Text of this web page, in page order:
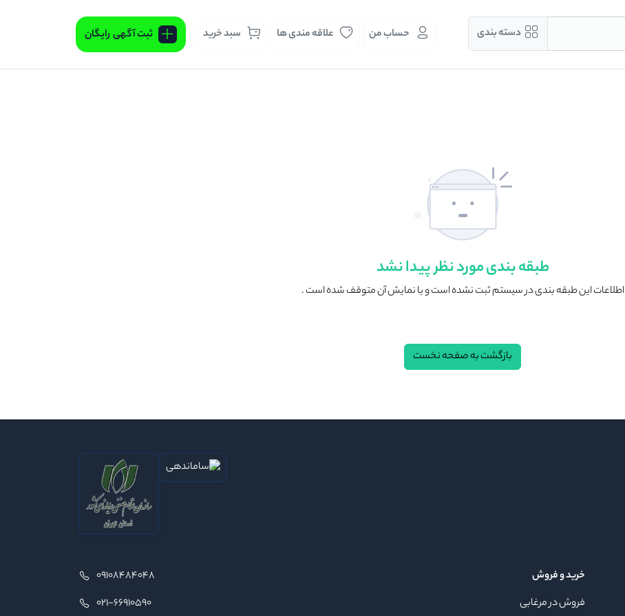
دسته بندی حساب من علاقه مندی ها سبد خرید ثبت آگهی رایگان
طبقه بندی مورد نظر پیدا نشد
اطلاعات این طبقه بندی در سیستم ثبت نشده است و یا نمایش آن متوقف شده است .
بازگشت به صفحه نخست
خرید و فروش
فروش در مرغابی
09108484048
021-66910590